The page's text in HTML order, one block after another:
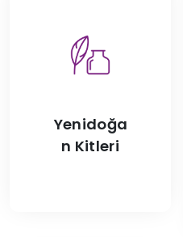
Yenidoğa
n Kitleri